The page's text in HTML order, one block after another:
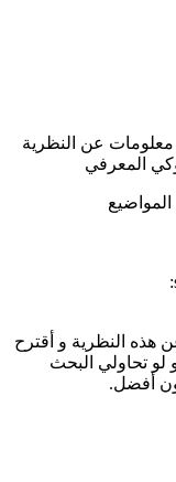
عن النظرية
المعرفي
هذه النظرية و أقترح
لو تحاولي البحث
أفضل.